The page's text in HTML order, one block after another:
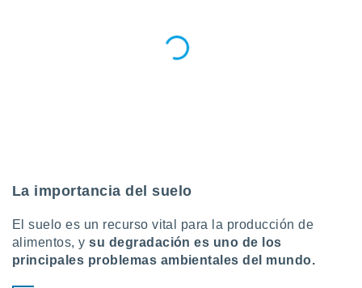
de
de
uso de
La importancia del suelo
El suelo es un recurso vital para la producción de
alimentos, ysu degradación es uno de los
principales problemas ambientales del mundo.